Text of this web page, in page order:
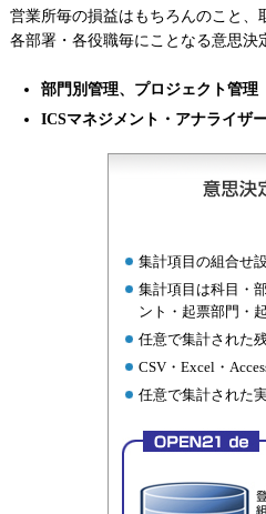
営業所毎の損益はもちろんのこと
各部署・各役職毎にことなる意思決
部門別管理、プロジェクト管理
ICSマネジメント・アナライザ
集計項目の組合せ
集計項目は科目・
ント・起票部門・
任意で集計された
CSV・Excel・
任意で集計された